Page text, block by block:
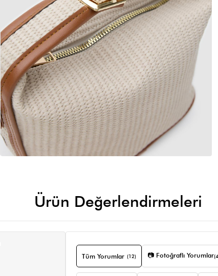
Ürün Değerlendirmeleri
Tüm Yorumlar (12) 📷 Fotoğraflı Yorumlar